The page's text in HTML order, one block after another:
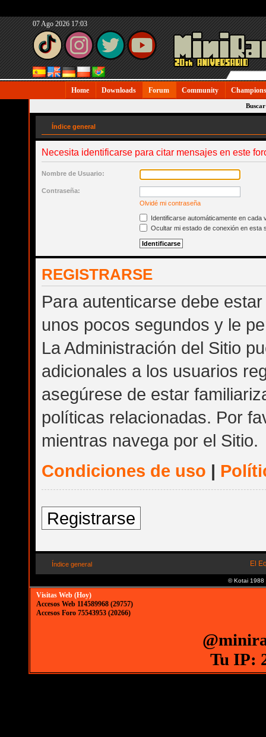
07 Ago 2026 17:03
Home Downloads Forum Community
Buscar
Índice general
Necesita identificarse para citar mensajes en este
Nombre de Usuario:
Contraseña:
Olvidé mi contraseña
Identificarse automáticamente en cada
Ocultar mi estado de conexión en esta
REGISTRARSE
Para autenticarse debe
unos pocos segundos y le
La Administración del Sitio
adicionales a los usuarios
asegúrese de estar
políticas relacionadas. Por
mientras navega por el Sitio.
Condiciones de uso |
Registrarse
Índice general El
© Kotai 1988
Visitas Web (Hoy)
Accesos Web 114589968 (29757)
Accesos Foro 75543953 (20266)
Tu IP: